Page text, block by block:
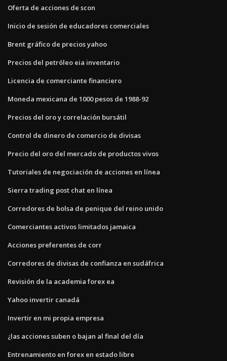
Oferta de acciones de scon
Inicio de sesión de educadores comerciales
Brent gráfico de precios yahoo
Precios del petróleo eia inventario
Licencia de comerciante financiero
Moneda mexicana de 1000 pesos de 1988-92
Precios del oro y correlación bursátil
Control de dinero de comercio de divisas
Precio del oro del mercado de productos vivos
Tutoriales de negociación de acciones en línea
Sierra trading post chat en línea
Corredores de bolsa de penique del reino unido
Comerciantes activos limitados jamaica
Acciones preferentes de corr
Corredores de divisas de confianza en sudáfrica
Revisión de la academia forex ea
Yahoo invertir canadá
Invertir en mi propia empresa
¿las acciones suben o bajan al final del día
Entrenamiento en forex en estado libre